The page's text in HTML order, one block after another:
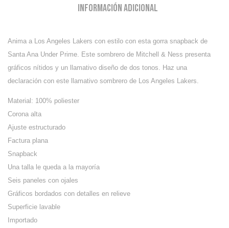
Información adicional
Anima a Los Angeles Lakers con estilo con esta gorra snapback de
Santa Ana Under Prime. Este sombrero de Mitchell & Ness presenta
gráficos nítidos y un llamativo diseño de dos tonos. Haz una
declaración con este llamativo sombrero de Los Angeles Lakers.
Material: 100% poliester
Corona alta
Ajuste estructurado
Factura plana
Snapback
Una talla le queda a la mayoría
Seis paneles con ojales
Gráficos bordados con detalles en relieve
Superficie lavable
Importado